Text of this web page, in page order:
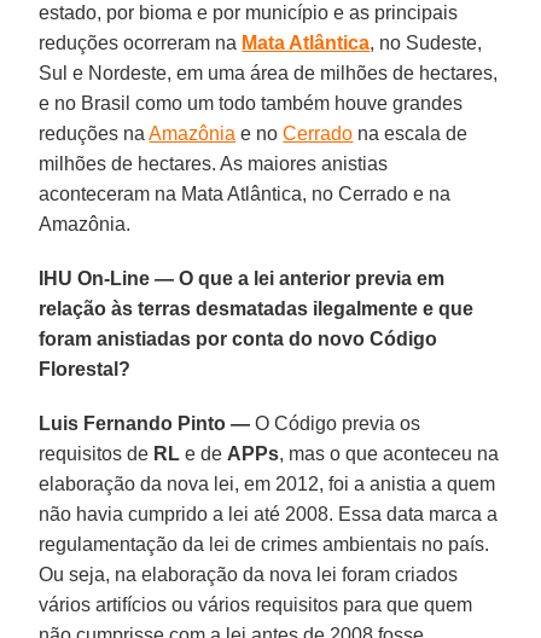
estado, por bioma e por município e as principais
reduções ocorreram na Mata Atlântica, no Sudeste,
Sul e Nordeste, em uma área de milhões de hectares,
e no Brasil como um todo também houve grandes
reduções naAmazônia e noCerrado na escala de
milhões de hectares. As maiores anistias
aconteceram na Mata Atlântica, no Cerrado e na
Amazônia.
IHU On-Line — O que a lei anterior previa em
relação às terras desmatadas ilegalmente e que
foram anistiadas por conta do novo Código
Florestal?
Luis Fernando Pinto — O Código previa os
requisitos de RL e de APPs, mas o que aconteceu na
elaboração da nova lei, em 2012, foi a anistia a quem
não havia cumprido a lei até 2008. Essa data marca a
regulamentação da lei de crimes ambientais no país.
Ou seja, na elaboração da nova lei foram criados
vários artifícios ou vários requisitos para que quem